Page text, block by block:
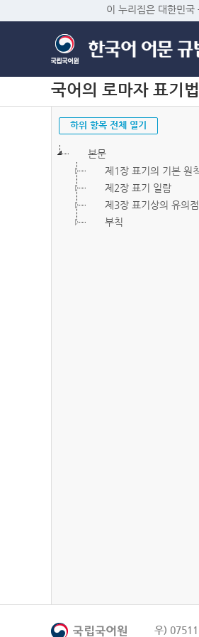
이 누리집은 대한민국
국어의 로마자 표기법
하위 항목 전체 열기
본문
제1장 표기의 기본 원
제2장 표기 일람
제3장 표기상의 유의점
부칙
우) 07511